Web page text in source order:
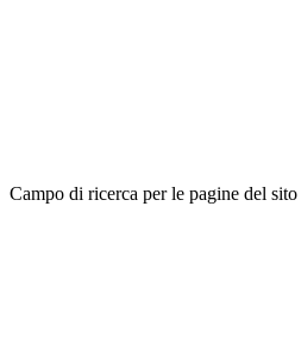
Campo di ricerca per le pagine del sito